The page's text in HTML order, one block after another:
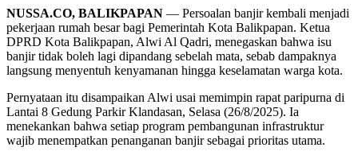
NUSSA.CO, BALIKPAPAN — Persoalan banjir kembali menjadi
pekerjaan rumah besar bagi Pemerintah Kota Balikpapan. Ketua
DPRD Kota Balikpapan, Alwi Al Qadri, menegaskan bahwa isu
banjir tidak boleh lagi dipandang sebelah mata, sebab dampaknya
langsung menyentuh kenyamanan hingga keselamatan warga kota.
Pernyataan itu disampaikan Alwi usai memimpin rapat paripurna di
Lantai 8 Gedung Parkir Klandasan, Selasa (26/8/2025). Ia
menekankan bahwa setiap program pembangunan infrastruktur
wajib menempatkan penanganan banjir sebagai prioritas utama.